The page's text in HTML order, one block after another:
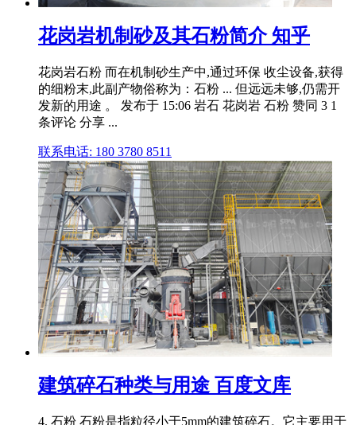
花岗岩机制砂及其石粉简介 知乎
花岗岩石粉 而在机制砂生产中,通过环保 收尘设备,获得
的细粉末,此副产物俗称为：石粉 ... 但远远未够,仍需开
发新的用途 。 发布于 15:06 岩石 花岗岩 石粉 赞同 3 1
条评论 分享 ...
联系电话: 180 3780 8511
建筑碎石种类与用途 百度文库
4. 石粉 石粉是指粒径小于5mm的建筑碎石。它主要用于